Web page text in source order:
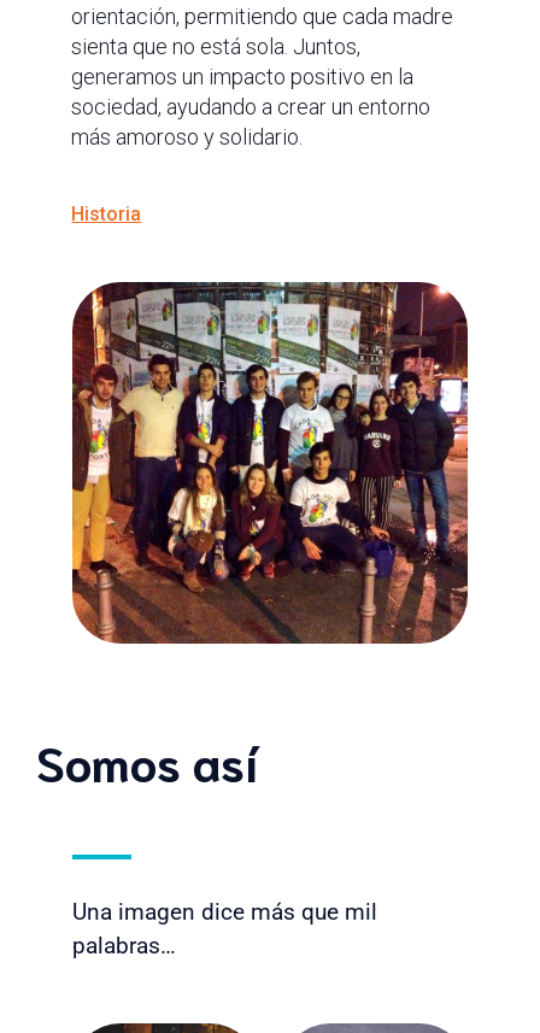
orientación, permitiendo que cada madre
sienta que no está sola. Juntos,
generamos un impacto positivo en la
sociedad, ayudando a crear un entorno
más amoroso y solidario.
Historia
Somos así
Una imagen dice más que mil
palabras…